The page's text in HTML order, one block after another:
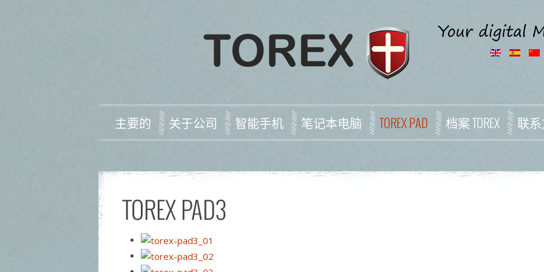
主要的 关于公司 智能手机 笔记本电脑 TOREX PAD 档案 TOREX 联
TOREX PAD3